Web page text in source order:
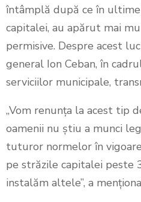
întâmplă după ce în
capitalei, au apărut mai
permisive. Despre acest
general Ion Ceban, în
serviciilor municipale,
„Vom renunța la acest tip
oamenii nu ştiu a munci
tuturor normelor în
pe străzile capitalei peste
instalăm altele”, a